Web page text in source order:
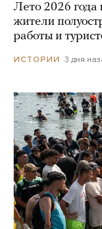
Лето 2026
жители
работы и
ИСТОРИИ 3 дня